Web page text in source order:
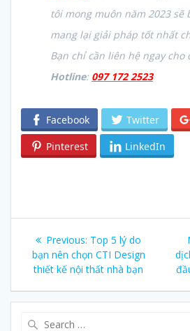
tôi mong muôn năm 2023 sẽ
mang lại giải pháp tốt nhất
Bạn chỉ cần liên hệ ngay cho
Hotline: 097 172 2523
Facebook Twitter
Pinterest
LinkedIn
Post
navigation
Previous: Previous
post:
Top 5 lý do
bạn nên chọn CTI Design
thiết kế nội thất nhà bạn